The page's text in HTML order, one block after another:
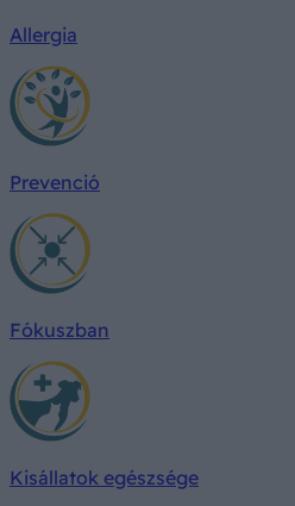
Allergia
Prevenció
Fókuszban
Kisállatok egészsége